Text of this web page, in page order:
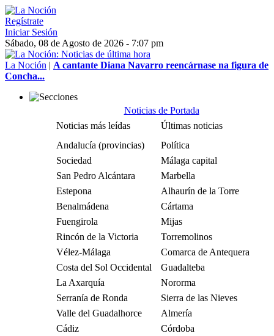
Regístrate
Iniciar Sesión
Sábado, 08 de Agosto de 2026 - 7:07 pm
La Noción | A cantante Diana Navarro reencárnase na figura de
Concha...
Noticias de Portada
Noticias más leídas
Últimas noticias
Andalucía (provincias)
Política
Sociedad
Málaga capital
San Pedro Alcántara
Marbella
Estepona
Alhaurín de la Torre
Benalmádena
Cártama
Fuengirola
Mijas
Rincón de la Victoria
Torremolinos
Vélez-Málaga
Comarca de Antequera
Costa del Sol Occidental
Guadalteba
La Axarquía
Nororma
Serranía de Ronda
Sierra de las Nieves
Valle del Guadalhorce
Almería
Cádiz
Córdoba